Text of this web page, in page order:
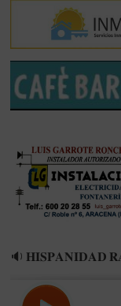
🔉 𝐇𝐈𝐒𝐏𝐀𝐍𝐈𝐃𝐀𝐃